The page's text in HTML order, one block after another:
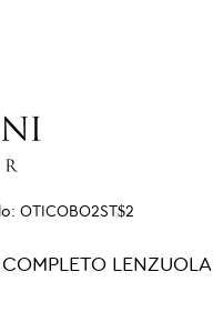
OTICOBO2ST$2
LENZUOLA